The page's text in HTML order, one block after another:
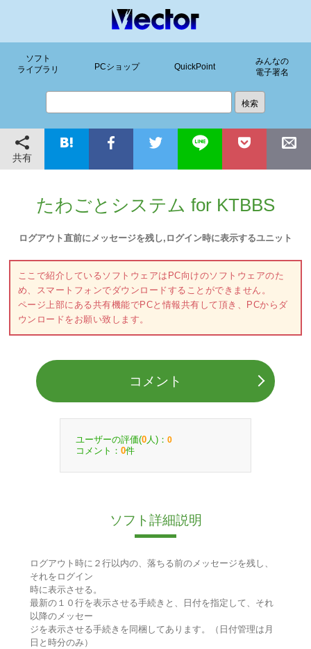
ソフト
ライブラリ
PCショップ QuickPoint
みんなの
電子署名
共有
たわごとシステム for KTBBS
ログアウト直前にメッセージを残し,ログイン時に表示するユニット
ここで紹介しているソフトウェアはPC向けのソフトウェアのた
め、スマートフォンでダウンロードすることができません。
ページ上部にある共有機能でPCと情報共有して頂き、PCからダ
ウンロードをお願い致します。
コメント
ユーザーの評価(0 人)： 0
コメント： 0件
ソフト詳細説明
ログアウト時に２行以内の、落ちる前のメッセージを残し、
それをログイン
時に表示させる。
最新の１０行を表示させる手続きと、日付を指定して、それ
以降のメッセー
ジを表示させる手続きを同梱してあります。（日付管理は月
日と時分のみ）